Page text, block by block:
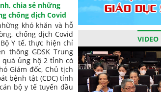
chia sẻ những
chống dịch Covid
khó khăn và hỗ
chống dịch Covid
Y tế, thực hiện chỉ
thông GDSK Trung
quà ủng hộ 2 tỉnh có
Giám đốc, Chủ tịch
bệnh tật (CDC) tỉnh
bộ y tế tuyến đầu